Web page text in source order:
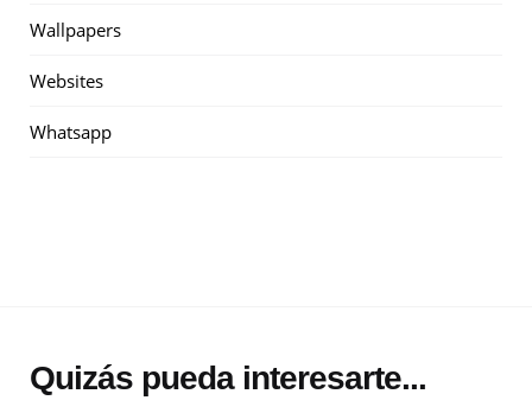
Wallpapers
Websites
Whatsapp
Quizás pueda interesarte...